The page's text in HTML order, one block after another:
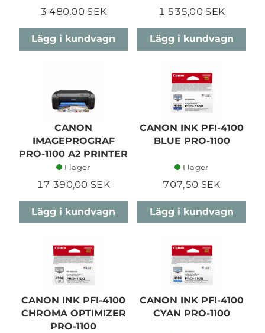
3 480,00 SEK
Lägg i kundvagn
1 535,00 SEK
Lägg i kundvagn
CANON
IMAGEPROGRAF
PRO-1100 A2 PRINTER
I lager
17 390,00 SEK
Lägg i kundvagn
CANON INK PFI-4100
BLUE PRO-1100
I lager
707,50 SEK
Lägg i kundvagn
CANON INK PFI-4100
CHROMA OPTIMIZER
PRO-1100
CANON INK PFI-4100
CYAN PRO-1100